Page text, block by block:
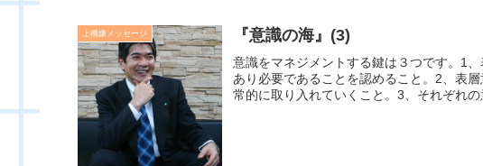
上機嫌メッセージ 『意識の海』(3)
意識をマネジメントする鍵は３つです。1
あり必要であることを認めること。2、表
常的に取り入れていくこと。3、それぞれ